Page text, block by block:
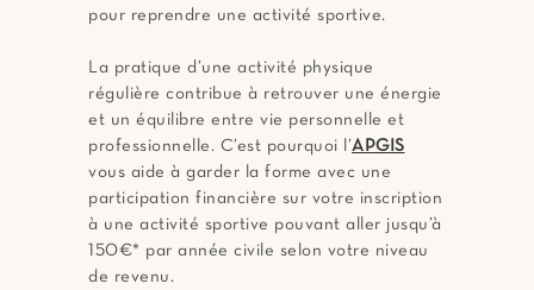
pour reprendre une activité sportive.
La pratique d’une activité physique
régulière contribue à retrouver une énergie
et un équilibre entre vie personnelle et
professionnelle. C’est pourquoi l’APGIS
vous aide à garder la forme avec une
participation financière sur votre inscription
à une activité sportive pouvant aller jusqu’à
150€* par année civile selon votre niveau
de revenu.